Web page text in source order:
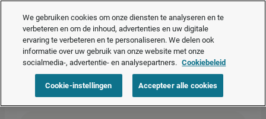
Nu beschikbaar – je slimme HR-assistent.Bekijk AI Assist in actie
Vraag een offerte aan
Producten > HR & Compliance Center AI Assist
We gebruiken cookies om onze diensten te analyseren en te
verbeteren en om de inhoud, advertenties en uw digitale
ervaring te verbeteren en te personaliseren. We delen ook
informatie over uw gebruik van onze website met onze
socialmedia-, advertentie- en analysepartners. Cookiebeleid
Cookie-instellingen Accepteer alle cookies